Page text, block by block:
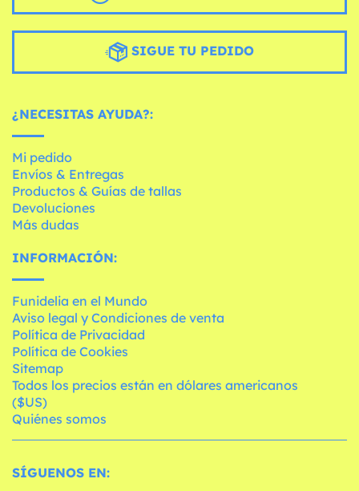
SIGUE TU PEDIDO
¿NECESITAS AYUDA?:
Mi pedido
Envíos & Entregas
Productos & Guías de tallas
Devoluciones
Más dudas
INFORMACIÓN:
Funidelia en el Mundo
Aviso legal y Condiciones de venta
Política de Privacidad
Política de Cookies
Sitemap
Todos los precios están en dólares americanos
($US)
Quiénes somos
SÍGUENOS EN: